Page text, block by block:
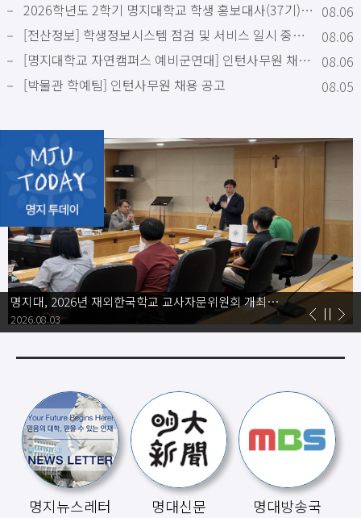
2026학년도 2학기 명지대학교 학생 홍보대사(37기) 모집 안내
08.06
[전산정보] 학생정보시스템 점검 및 서비스 일시 중단 안내 [2026. 8. 8.(토) 오
08.06
[명지대학교 자연캠퍼스 예비군연대] 인턴사무원 채용 공고
08.06
[박물관 학예팀] 인턴사무원 채용 공고
08.05
명지대, 2026년 재외한국학교 교사자문위원회 개최… 현장 의견 수렴 및 입시 지원 강
2026.08.03
명지뉴스레터 명대신문 명대방송국